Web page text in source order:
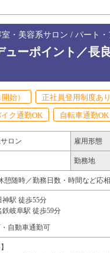
・美容系サロン / パート・
ューポイント／長
始） 正社員登用制度あり
ク通勤OK 自転車通勤OK
ロン 雇用形態
勤務地
憩随時／勤務日数・時間など応相
駅 徒歩55分
岐阜駅 徒歩59分
自動車通勤可